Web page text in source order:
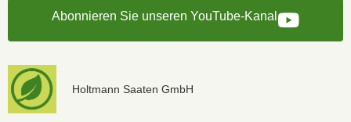
Abonnieren Sie unseren YouTube-Kanal
Holtmann Saaten GmbH